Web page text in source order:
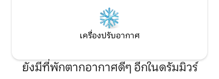
เครื่องปรับอากาศ
ยังมีที่พักตากอากาศดีๆ อีกในดรัมมิวร์